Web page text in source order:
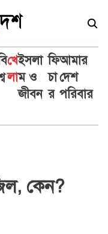
খে
লা
ইসলা
ম ও
জীবন
ফি
চা
র
আমার
দেশ
পরিবার
কেন?